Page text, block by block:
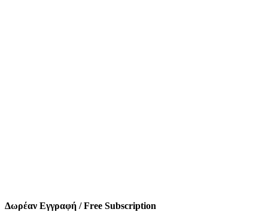
Δωρέαν Εγγραφή / Free Subscription